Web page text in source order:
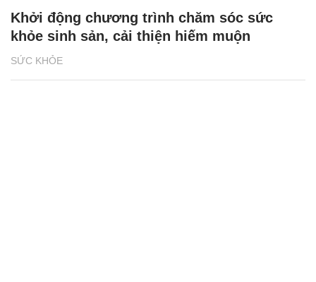
SỨC KHỎE
Khởi động chương trình chăm sóc sức
khỏe sinh sản, cải thiện hiếm muộn